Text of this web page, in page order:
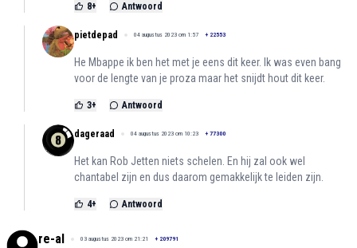
8+ Antwoord
pietdepad 04 augustus 2023 om 1:57 + 22553
He Mbappe ik ben het met je eens dit keer. Ik was even bang
voor de lengte van je proza maar het snijdt hout dit keer.
3+ Antwoord
dageraad 04 augustus 2023 om 10:23 + 77300
Het kan Rob Jetten niets schelen. En hij zal ook wel
chantabel zijn en dus daarom gemakkelijk te leiden zijn.
4+ Antwoord
re-al 03 augustus 2023 om 21:21 + 209791